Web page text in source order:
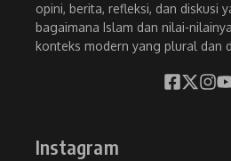
opini, berita, refleksi, dan diskusi
bagaimana Islam dan nilai-
konteks modern yang plural dan
Instagram